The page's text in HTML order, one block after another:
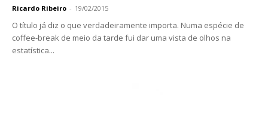
Ricardo Ribeiro - 19/02/2015
O título já diz o que verdadeiramente importa. Numa espécie de
coffee-break de meio da tarde fui dar uma vista de olhos na
estatística...